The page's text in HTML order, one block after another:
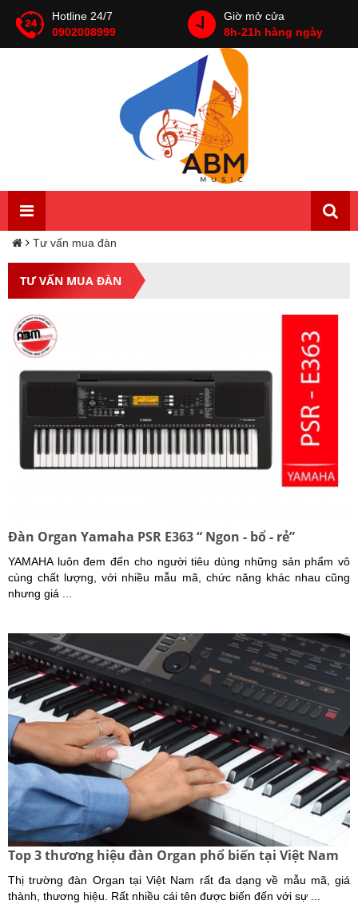
Hotline 24/7
0902008999
Giờ mở cửa
8h-21h hàng ngày
Tư vấn mua đàn
TƯ VẤN MUA ĐÀN
Đàn Organ Yamaha PSR E363 “ Ngon - bổ - rẻ”
YAMAHA luôn đem đến cho người tiêu dùng những sản phẩm vô
cùng chất lượng, với nhiều mẫu mã, chức năng khác nhau cũng
nhưng giá ...
Top 3 thương hiệu đàn Organ phổ biến tại Việt Nam
Thị trường đàn Organ tại Việt Nam rất đa dạng về mẫu mã, giá
thành, thương hiệu. Rất nhiều cái tên được biến đến với sự ...